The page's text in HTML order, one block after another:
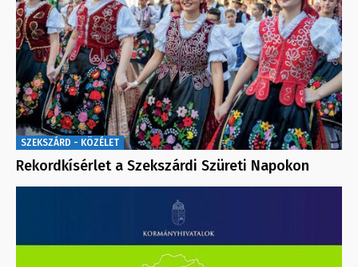
SZEKSZÁRD - KÖZÉLET
Rekordkísérlet a Szekszárdi Szüreti Napokon